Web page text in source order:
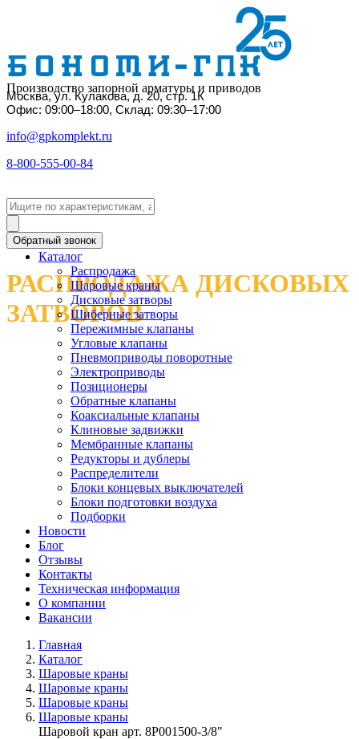
Производство запорной арматуры и приводов
Москва, ул. Кулакова, д. 20, стр. 1К
Офис: 09:00–18:00, Склад: 09:30–17:00
info@gpkomplekt.ru
8-800-555-00-84
Обратный звонок
РАСПРОДАЖА ДИСКОВЫХ
ЗАТВОРОВ
Каталог
Распродажа
Шаровые краны
Дисковые затворы
Шиберные затворы
Пережимные клапаны
Угловые клапаны
Пневмоприводы поворотные
Электроприводы
Позиционеры
Обратные клапаны
Коаксиальные клапаны
Клиновые задвижки
Мембранные клапаны
Редукторы и дублеры
Распределители
Блоки концевых выключателей
Блоки подготовки воздуха
Подборки
Новости
Блог
Отзывы
Контакты
Техническая информация
О компании
Вакансии
Главная
Каталог
Шаровые краны
Шаровые краны
Шаровые краны
Шаровые краны
Шаровой кран арт. 8Р001500-3/8"